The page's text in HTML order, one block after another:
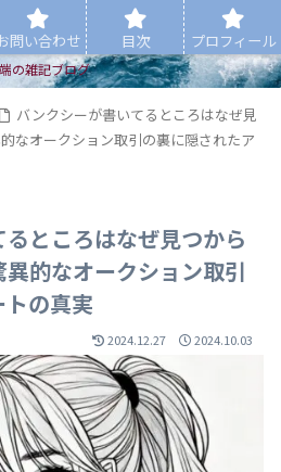
の雑記ブログ
バンクシーが書いてるところはなぜ見
なオークション取引の裏に隠されたア
ところはなぜ見つから
的なオークション取引
の真実
2024.12.27 2024.10.03
問い合わせ 目次 プロフィール